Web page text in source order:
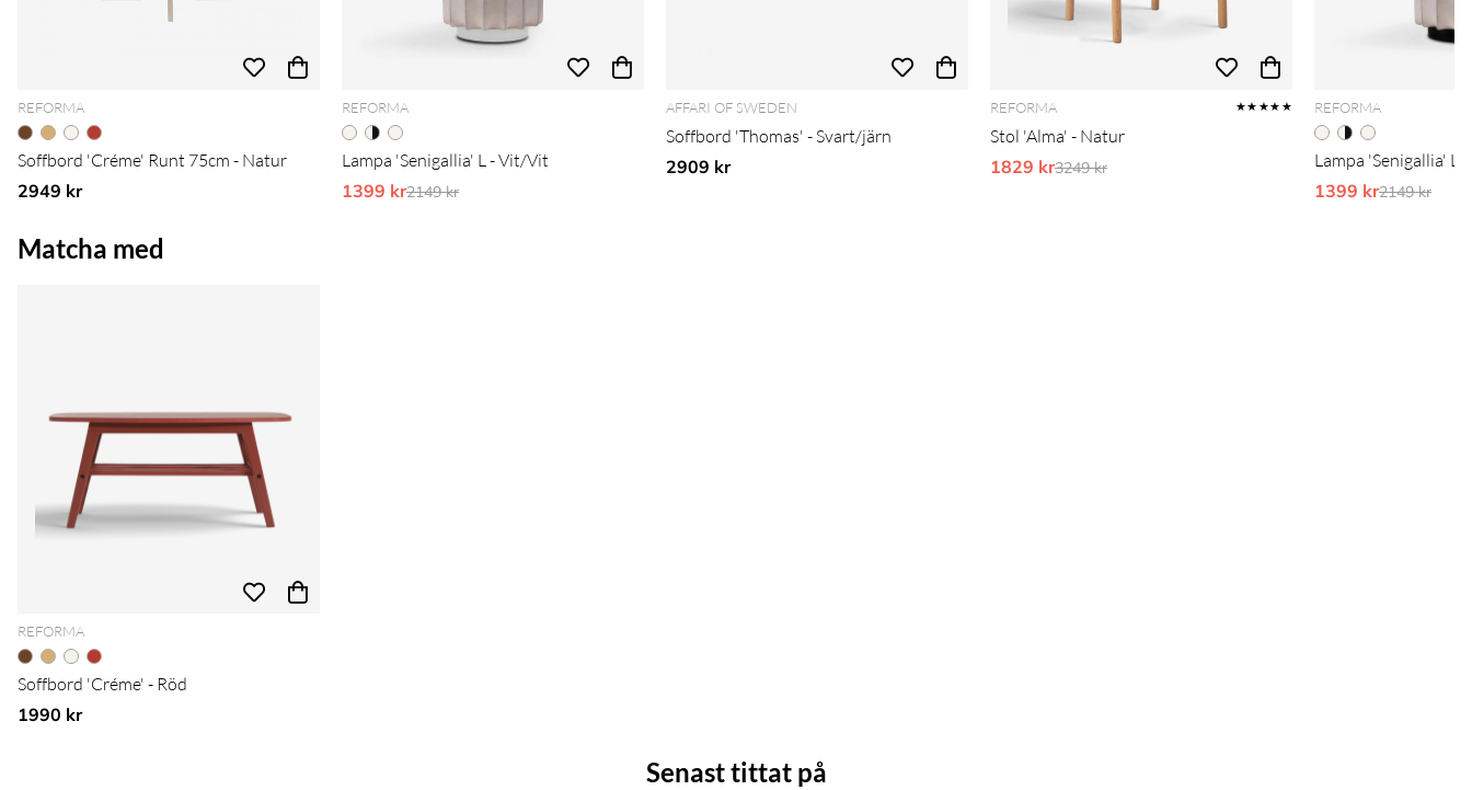
REFORMA
Soffbord 'Créme' Runt 75cm - Natur
2949 kr
REFORMA
Lampa 'Senigallia' L - Vit/Vit
1399 krOrdinarie pris:
2149 kr
AFFARI OF SWEDEN
Soffbord 'Thomas' - Svart/järn
2909 kr
REFORMA ★★★★★
Stol 'Alma' - Natur
1829 krOrdinarie pris:
3249 kr
REFORMA
Lampa 'Senigallia' L
1399 krOrdinarie
2149 kr
Matcha med
REFORMA
Soffbord 'Créme' - Röd
1990 kr
Senast tittat på